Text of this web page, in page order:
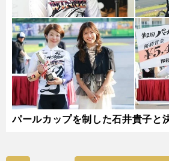
パールカップを制した石井貴子と